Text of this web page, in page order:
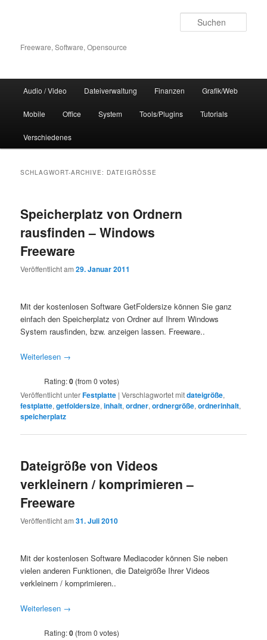
wechselnFreeware, Software, Opensource
Audio / Video Dateiverwaltung Finanzen Grafik/Web
Mobile Office System Tools/Plugins Tutorials
Verschiedenes
SCHLAGWORT-ARCHIVE: DATEIGRÖSSE
Speicherplatz von Ordnern
rausfinden – Windows
Freeware
Veröffentlicht am29. Januar 2011
Mit der kostenlosen Software GetFoldersize können Sie ganz
einfach den Speicherplatz von Ordner auf Ihrem Windows
System rausfinden, bzw. anzeigen lassen. Freeware..
Weiterlesen →
Rating:0 (from 0 votes)
Veröffentlicht unterFestplatte |Verschlagwortet mitdateigröße,
festplatte,getfoldersize,inhalt,ordner,ordnergröße,ordnerinhalt,
speicherplatz
Dateigröße von Videos
verkleinern / komprimieren –
Freeware
Veröffentlicht am31. Juli 2010
Mit der kostenlosen Software Mediacoder können Sie neben
vielen anderen Funktionen, die Dateigröße Ihrer Videos
verkleinern / komprimieren..
Weiterlesen →
Rating:0 (from 0 votes)